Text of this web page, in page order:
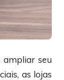
ampliar seu
as lojas